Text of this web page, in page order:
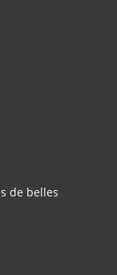
de belles